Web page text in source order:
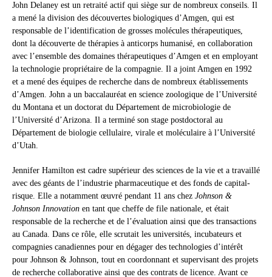
John Delaney est un retraité actif qui siège sur de nombreux conseils. Il
a mené la division des découvertes biologiques d’Amgen, qui est
responsable de l’identification de grosses molécules thérapeutiques,
dont la découverte de thérapies à anticorps humanisé, en collaboration
avec l’ensemble des domaines thérapeutiques d’Amgen et en employant
la technologie propriétaire de la compagnie. Il a joint Amgen en 1992
et a mené des équipes de recherche dans de nombreux établissements
d’Amgen. John a un baccalauréat en science zoologique de l’Université
du Montana et un doctorat du Département de microbiologie de
l’Université d’Arizona. Il a terminé son stage postdoctoral au
Département de biologie cellulaire, virale et moléculaire à l’Université
d’Utah.
Jennifer Hamilton est cadre supérieur des sciences de la vie et a travaillé
avec des géants de l’industrie pharmaceutique et des fonds de capital-
risque. Elle a notamment œuvré pendant 11 ans chez Johnson &
Johnson Innovation en tant que cheffe de file nationale, et était
responsable de la recherche et de l’évaluation ainsi que des transactions
au Canada. Dans ce rôle, elle scrutait les universités, incubateurs et
compagnies canadiennes pour en dégager des technologies d’intérêt
pour Johnson & Johnson, tout en coordonnant et supervisant des projets
de recherche collaborative ainsi que des contrats de licence. Avant ce